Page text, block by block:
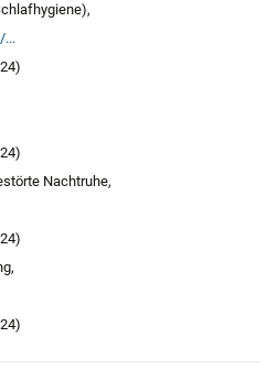
...
Nachtruhe,